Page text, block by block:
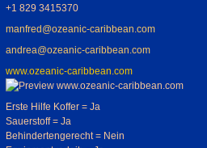
+1 829 3415370
manfred@ozeanic-caribbean.com
andrea@ozeanic-caribbean.com
www.ozeanic-caribbean.com
Erste Hilfe Koffer = Ja
Sauerstoff = Ja
Behindertengerecht = Nein